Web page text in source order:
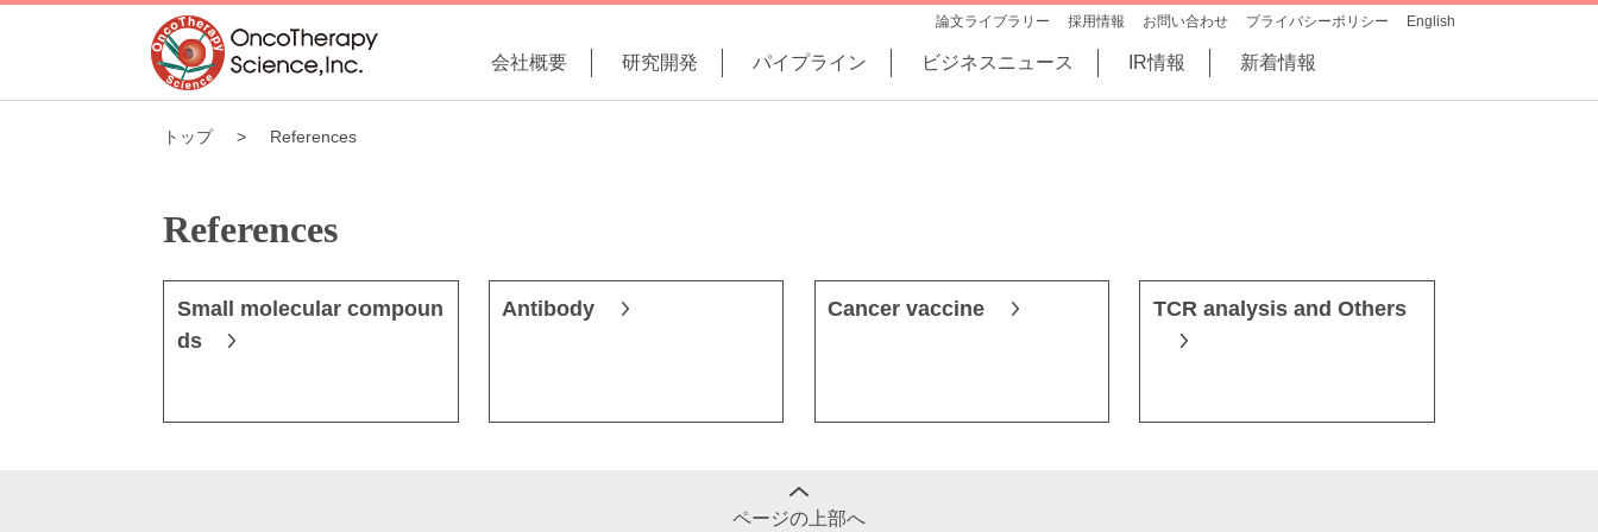
論文ライブラリー 採用情報 お問い合わせ プライバシーポリシー English
会社概要 研究開発 パイプライン ビジネスニュース IR情報 新着情報
トップ References
References
Small molecular compoun
ds
Antibody Cancer vaccine TCR analysis and Others
ページの上部へ